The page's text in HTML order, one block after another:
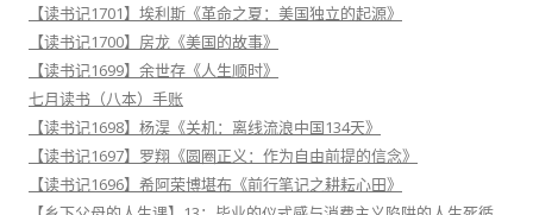
【读书记1701】埃利斯《革命之夏：美国独立的起源》
【读书记1700】房龙《美国的故事》
【读书记1699】余世存《人生顺时》
七月读书（八本）手账
【读书记1698】杨淏《关机：离线流浪中国134天》
【读书记1697】罗翔《圆圈正义：作为自由前提的信念》
【读书记1696】希阿荣博堪布《前行笔记之耕耘心田》